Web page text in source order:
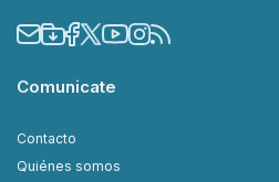
Comunicate
Contacto
Quiénes somos